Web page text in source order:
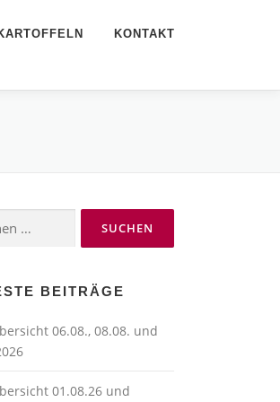
KONTAKT
BEITRÄGE
06.08., 08.08. und
01.08.26 und